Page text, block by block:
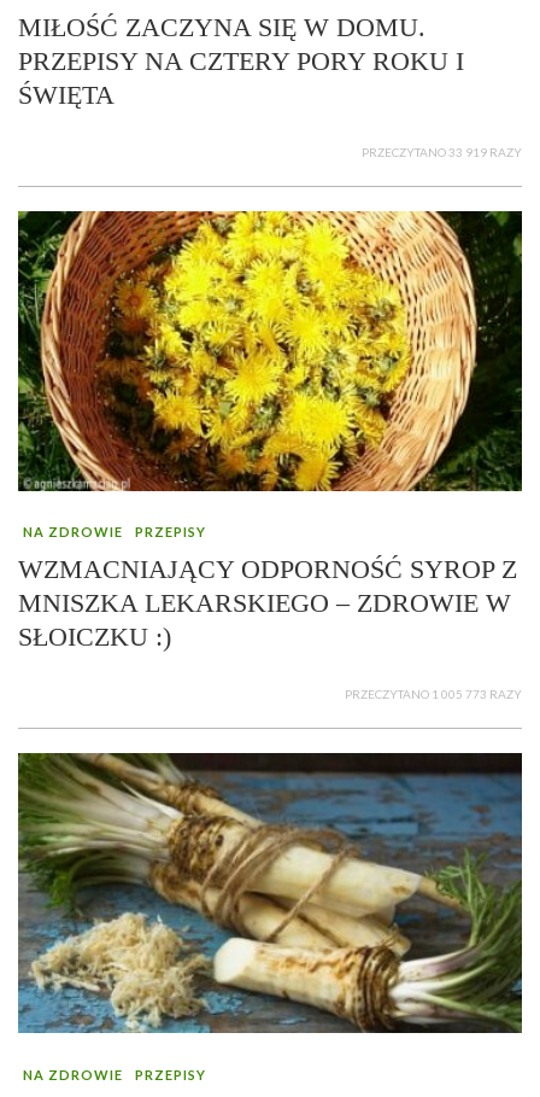
MIŁOŚĆ ZACZYNA SIĘ W DOMU.
PRZEPISY NA CZTERY PORY ROKU I
ŚWIĘTA
PRZECZYTANO 33 919 RAZY
NA ZDROWIE PRZEPISY
WZMACNIAJĄCY ODPORNOŚĆ SYROP Z
MNISZKA LEKARSKIEGO – ZDROWIE W
SŁOICZKU :)
PRZECZYTANO 1 005 773 RAZY
NA ZDROWIE PRZEPISY